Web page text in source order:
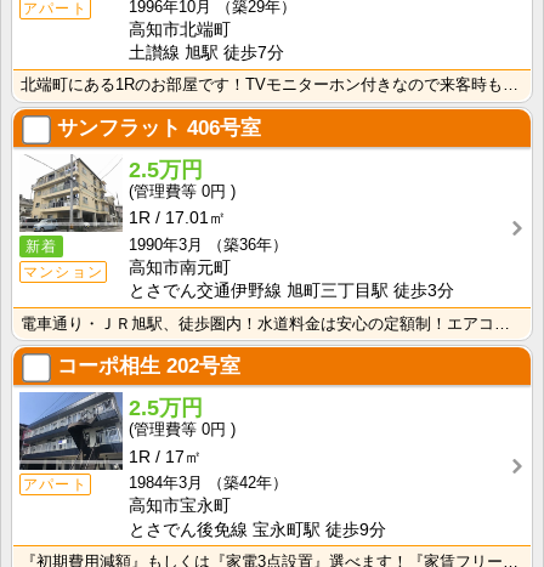
アパート
1996年10月
（築29年）
高知市北端町
土讃線 旭駅 徒歩7分
北端町にある1Rのお部屋です！TVモニターホン付きなので来客時も安心！室内に洗濯機を置けるので家電を･･･
サンフラット 406号室
新着
マンション
2.5万円
0円
1R
17.01㎡
1990年3月
（築36年）
高知市南元町
とさでん交通伊野線 旭町三丁目駅 徒歩3分
コーポ相生 202号室
アパート
2.5万円
0円
1R
17㎡
1984年3月
（築42年）
高知市宝永町
とさでん後免線 宝永町駅 徒歩9分